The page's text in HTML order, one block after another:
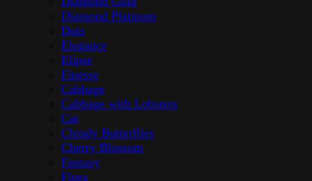
Diamond Platinum
Dots
Elegance
Elipse
Finesse
Cabbage
Cabbage with Lobsters
Cat
Cloudy Butterflies
Cherry Blossom
Fantasy
Flora